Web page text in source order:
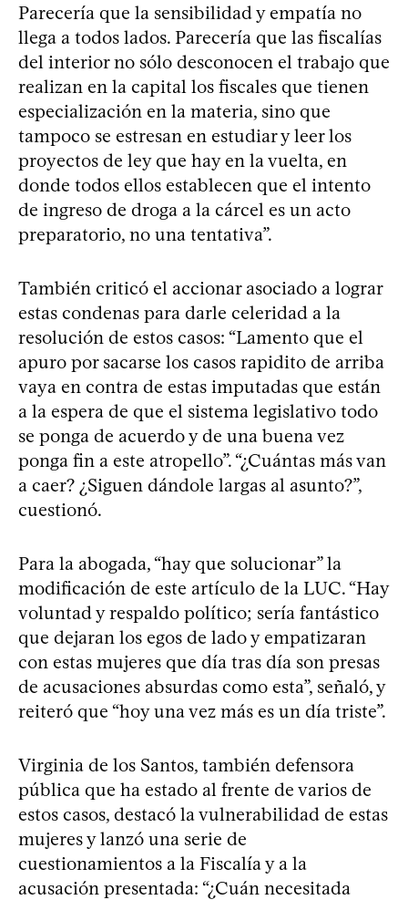
Parecería que la sensibilidad y empatía no
llega a todos lados. Parecería que las fiscalías
del interior no sólo desconocen el trabajo que
realizan en la capital los fiscales que tienen
especialización en la materia, sino que
tampoco se estresan en estudiar y leer los
proyectos de ley que hay en la vuelta, en
donde todos ellos establecen que el intento
de ingreso de droga a la cárcel es un acto
preparatorio, no una tentativa”.
También criticó el accionar asociado a lograr
estas condenas para darle celeridad a la
resolución de estos casos: “Lamento que el
apuro por sacarse los casos rapidito de arriba
vaya en contra de estas imputadas que están
a la espera de que el sistema legislativo todo
se ponga de acuerdo y de una buena vez
ponga fin a este atropello”. “¿Cuántas más van
a caer? ¿Siguen dándole largas al asunto?”,
cuestionó.
Para la abogada, “hay que solucionar” la
modificación de este artículo de la LUC. “Hay
voluntad y respaldo político; sería fantástico
que dejaran los egos de lado y empatizaran
con estas mujeres que día tras día son presas
de acusaciones absurdas como esta”, señaló, y
reiteró que “hoy una vez más es un día triste”.
Virginia de los Santos, también defensora
pública que ha estado al frente de varios de
estos casos, destacó la vulnerabilidad de estas
mujeres y lanzó una serie de
cuestionamientos a la Fiscalía y a la
acusación presentada: “¿Cuán necesitada